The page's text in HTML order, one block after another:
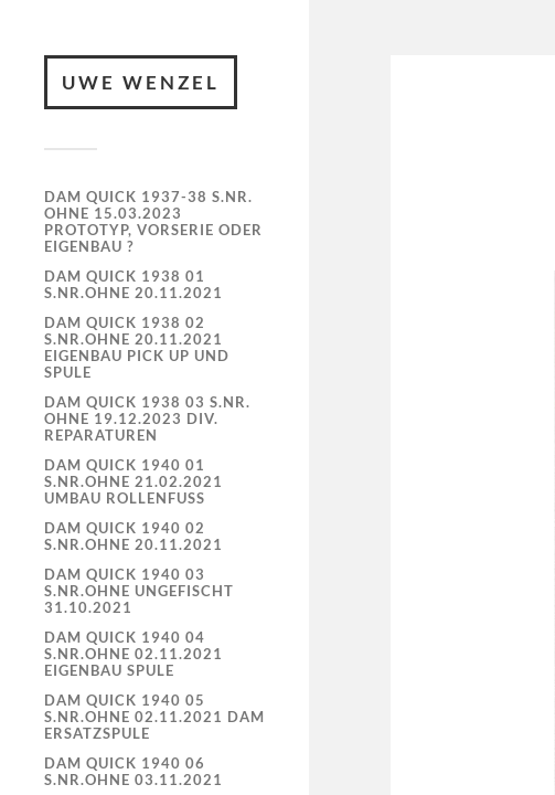
UWE WENZEL
DAM QUICK 1937-38 S.NR.
OHNE 15.03.2023
PROTOTYP, VORSERIE ODER
EIGENBAU ?
DAM QUICK 1938 01
S.NR.OHNE 20.11.2021
DAM QUICK 1938 02
S.NR.OHNE 20.11.2021
EIGENBAU PICK UP UND
SPULE
DAM QUICK 1938 03 S.NR.
OHNE 19.12.2023 DIV.
REPARATUREN
DAM QUICK 1940 01
S.NR.OHNE 21.02.2021
UMBAU ROLLENFUSS
DAM QUICK 1940 02
S.NR.OHNE 20.11.2021
DAM QUICK 1940 03
S.NR.OHNE UNGEFISCHT
31.10.2021
DAM QUICK 1940 04
S.NR.OHNE 02.11.2021
EIGENBAU SPULE
DAM QUICK 1940 05
S.NR.OHNE 02.11.2021 DAM
ERSATZSPULE
DAM QUICK 1940 06
S.NR.OHNE 03.11.2021